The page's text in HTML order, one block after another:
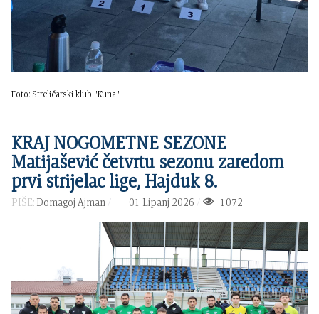
Foto: Streličarski klub "Kuna"
KRAJ NOGOMETNE SEZONE
Matijašević četvrtu sezonu zaredom
prvi strijelac lige, Hajduk 8.
PIŠE: Domagoj Ajman 01 Lipanj 2026 1072